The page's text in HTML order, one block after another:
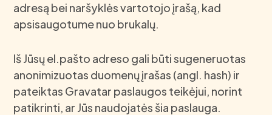
adresą bei naršyklės vartotojo įrašą, kad
apsisaugotume nuo brukalų.
Iš Jūsų el.pašto adreso gali būti sugeneruotas
anonimizuotas duomenų įrašas (angl. hash) ir
pateiktas Gravatar paslaugos teikėjui, norint
patikrinti, ar Jūs naudojatės šia paslauga.